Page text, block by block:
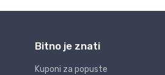
Bitno je znati
Kuponi za popuste